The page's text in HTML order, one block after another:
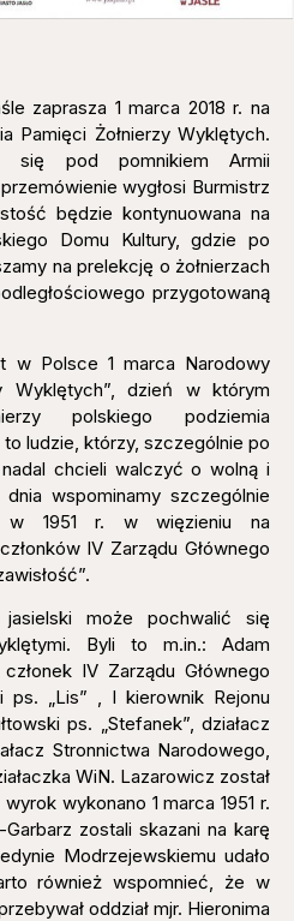
zaprasza 1 marca 2018 r. na
Pamięci Żołnierzy Wyklętych.
się pod pomnikiem Armii
wygłosi Burmistrz
będzie kontynuowana na
Domu Kultury, gdzie po
na prelekcję o żołnierzach
przygotowaną
w Polsce 1 marca Narodowy
Wyklętych”, dzień w którym
polskiego podziemia
ludzie, którzy, szczególnie po
chcieli walczyć o wolną i
wspominamy szczególnie
w 1951 r. w więzieniu na
IV Zarządu Głównego
może pochwalić się
Byli to m.in.: Adam
IV Zarządu Głównego
„Lis” , I kierownik Rejonu
ps. „Stefanek”, działacz
Stronnictwa Narodowego,
WiN. Lazarowicz został
wykonano 1 marca 1951 r.
zostali skazani na karę
Modrzejewskiemu udało
również wspomnieć, że w
oddział mjr. Hieronima